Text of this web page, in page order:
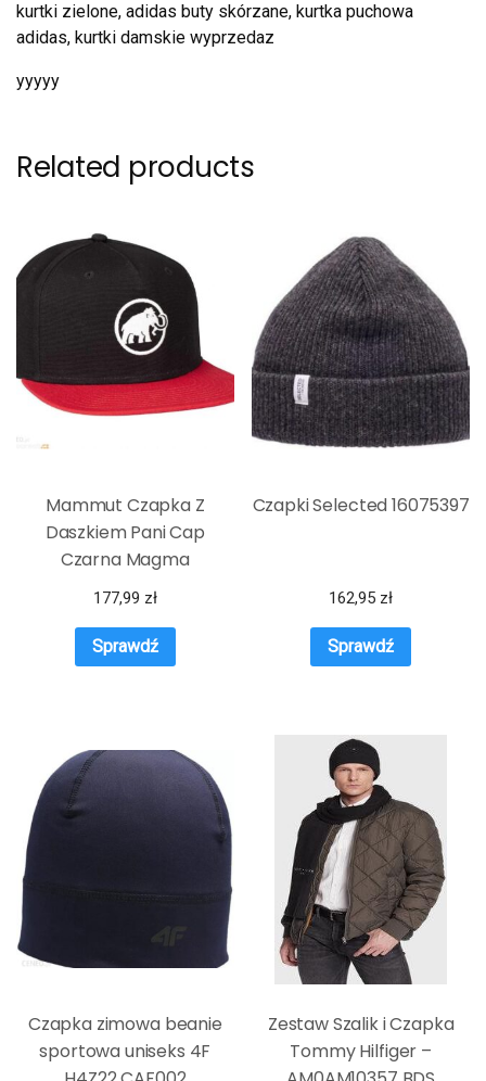
kurtki zielone, adidas buty skórzane, kurtka puchowa
adidas, kurtki damskie wyprzedaz
yyyyy
Related products
Mammut Czapka Z
Daszkiem Pani Cap
Czarna Magma
177,99 zł
Sprawdź
Czapki Selected 16075397
162,95 zł
Sprawdź
Czapka zimowa beanie
sportowa uniseks 4F
Zestaw Szalik i Czapka
Tommy Hilfiger –